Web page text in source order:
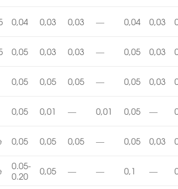
0,04 0,03 0,03 — 0,04 0,03
0,05 0,03 0,03 — 0,05 0,03
0,05 0,05 0,05 — 0,05 0,03
0,05 0,01 — 0,01 0,05 —
0,05 0,05 0,05 — 0,05 0,03
0.05-
0.20
0,05 — — 0,1 —